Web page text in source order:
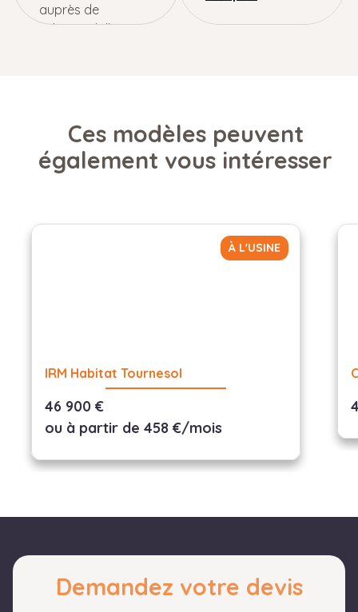
auprès de
Lebonmobilhome,
directement sur
votre
emplacement
pour avoir un
accessible et
Ces modèles peuvent
également vous intéresser
À L'USINE
IRM Habitat Tournesol
46 900 €
ou à partir de 458 €/mois
Demandez votre devis